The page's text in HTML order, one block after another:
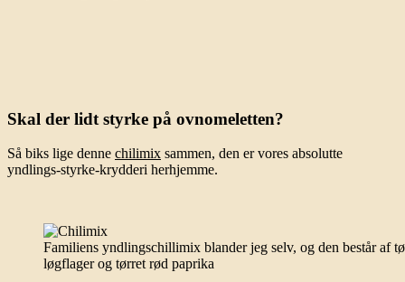
Skal der lidt styrke på ovnomeletten?
Så biks lige denne chilimix sammen, den er vores absolutte
yndlings-styrke-krydderi herhjemme.
Familiens yndlingschillimix blander jeg selv, og den består af
løgflager og tørret rød paprika